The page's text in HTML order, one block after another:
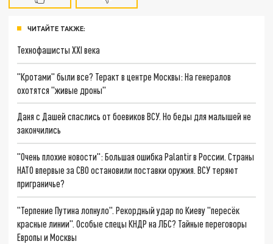
ЧИТАЙТЕ ТАКЖЕ:
Технофашисты XXI века
"Кротами" были все? Теракт в центре Москвы: На генералов
охотятся "живые дроны"
Даня с Дашей спаслись от боевиков ВСУ. Но беды для малышей не
закончились
"Очень плохие новости": Большая ошибка Palantir в России. Страны
НАТО впервые за СВО остановили поставки оружия. ВСУ теряют
приграничье?
"Терпение Путина лопнуло". Рекордный удар по Киеву "пересёк
красные линии". Особые спецы КНДР на ЛБС? Тайные переговоры
Европы и Москвы